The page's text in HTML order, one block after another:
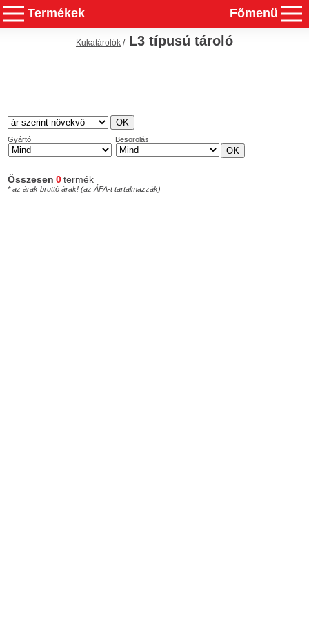
Termékek Főmenü
Kukatárolók / L3 típusú tároló
Gyártó Besorolás
Összesen 0 termék
* az árak bruttó árak! (az ÁFA-t tartalmazzák)